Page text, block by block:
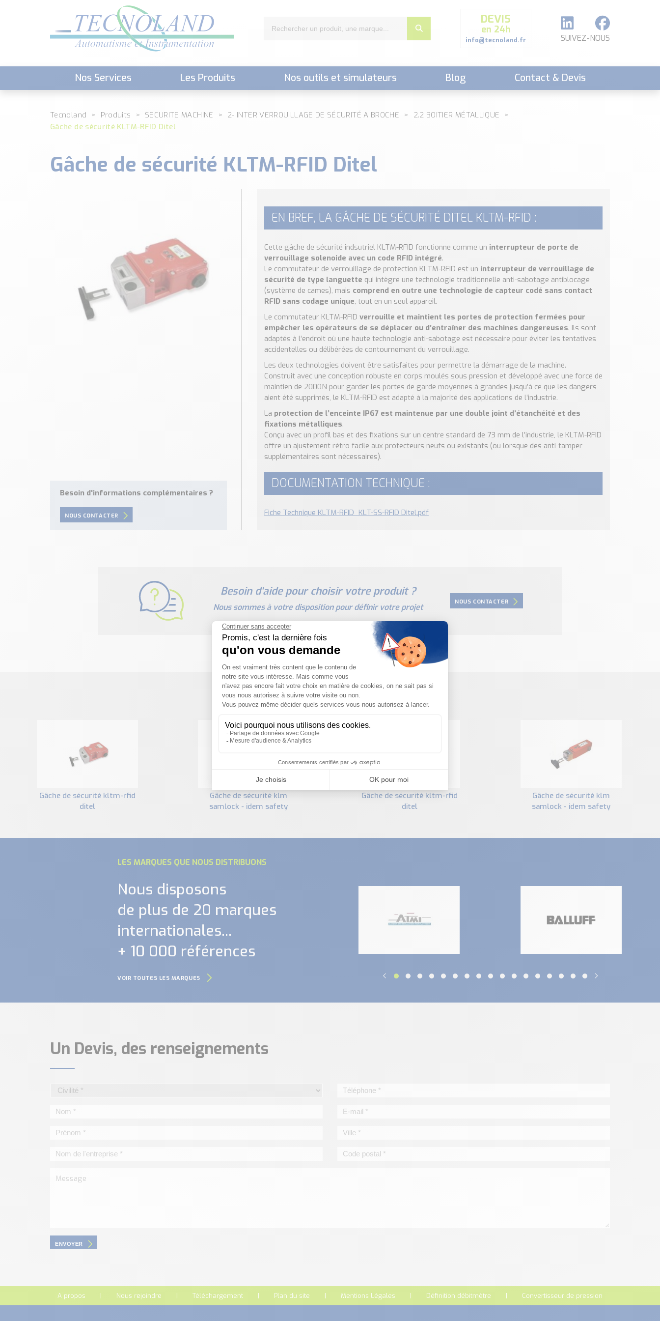
DEVIS
en 24h
info@tecnoland.fr SUIVEZ-NOUS
Nos Services Les Produits Nos outils et simulateurs Blog Contact & Devis
Tecnoland Produits SECURITE MACHINE 2- INTER VERROUILLAGE DE SÉCURITÉ A BROCHE
2.2 BOITIER MÉTALLIQUE
Gâche de sécurité KLTM-RFID Ditel
Gâche de sécurité KLTM-RFID Ditel
Besoin d'informations complémentaires ?
NOUS CONTACTER
EN BREF, LA GÂCHE DE SÉCURITÉ DITEL KLTM-RFID :
Cette gâche de sécurité indsutriel KLTM-RFID fonctionne comme un interrupteur de porte de
verrouillage solenoide avec un code RFID intégré.
Le commutateur de verrouillage de protection KLTM-RFID est un interrupteur de verrouillage de
sécurité de type languette qui intègre une technologie traditionnelle anti-sabotage antiblocage
(système de cames), mais comprend en outre une technologie de capteur codé sans contact
RFID sans codage unique, tout en un seul appareil.
Le commutateur KLTM-RFID verrouille et maintient les portes de protection fermées pour
empêcher les opérateurs de se déplacer ou d’entraîner des machines dangereuses. Ils sont
adaptés à l’endroit où une haute technologie anti-sabotage est nécessaire pour éviter les tentatives
accidentelles ou délibérées de contournement du verrouillage.
Les deux technologies doivent être satisfaites pour permettre la démarrage de la machine.
Construit avec une conception robuste en corps moulés sous pression et développé avec une force de
maintien de 2000N pour garder les portes de garde moyennes à grandes jusqu’à ce que les dangers
aient été supprimés, le KLTM-RFID est adapté à la majorité des applications de l’industrie.
La protection de l’enceinte IP67 est maintenue par une double joint d’étanchéité et des
fixations métalliques.
Conçu avec un profil bas et des fixations sur un centre standard de 73 mm de l’industrie, le KLTM-RFID
offre un ajustement rétro facile aux protecteurs neufs ou existants (ou lorsque des anti-tamper
supplémentaires sont nécessaires).
DOCUMENTATION TECHNIQUE :
Fiche Technique KLTM-RFID_KLT-SS-RFID Ditel.pdf
Besoin d'aide pour choisir votre produit ?
Nous sommes à votre disposition pour définir votre projet NOUS CONTACTER
PRODUITS SIMILAIRES
gâche de sécurité kltm-rfid
ditel
gâche de sécurité klm
samlock - idem safety
gâche de sécurité kltm-rfid
ditel
gâche de sécurité klm
samlock - idem safety
LES MARQUES QUE NOUS DISTRIBUONS
Nous disposons
de plus de 20 marques
internationales...
+ 10 000 références
VOIR TOUTES LES MARQUES
Un Devis, des renseignements
ENVOYER
A propos Nous rejoindre Téléchargement Plan du site Mentions Légales Définition débitmètre Convertisseur de pression